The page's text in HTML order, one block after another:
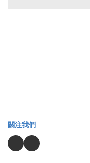
關注我們